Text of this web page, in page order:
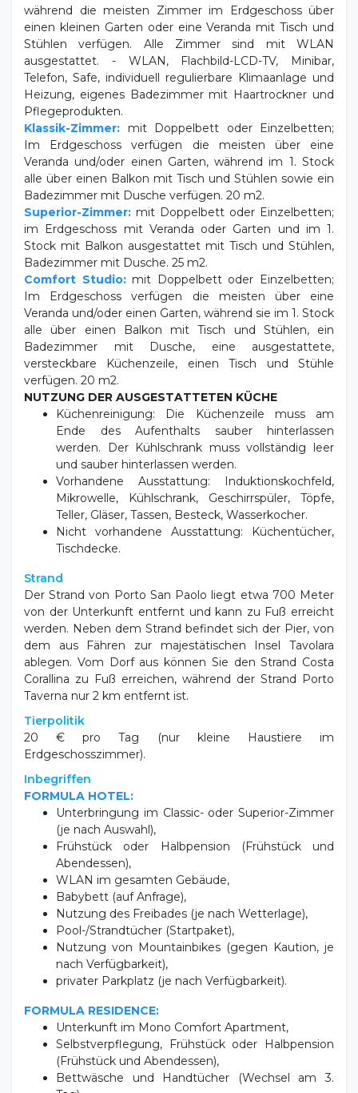
Stühlen verfügen. Alle Zimmer sind mit WLAN
ausgestattet. - WLAN, Flachbild-LCD-TV, Minibar,
Telefon, Safe, individuell regulierbare Klimaanlage und
Heizung, eigenes Badezimmer mit Haartrockner und
Pflegeprodukten.
Klassik-Zimmer:mit Doppelbett oder Einzelbetten;
Im Erdgeschoss verfügen die meisten über eine
Veranda und/oder einen Garten, während im 1. Stock
alle über einen Balkon mit Tisch und Stühlen sowie ein
Badezimmer mit Dusche verfügen. 20 m2.
Superior-Zimmer:mit Doppelbett oder Einzelbetten;
im Erdgeschoss mit Veranda oder Garten und im 1.
Stock mit Balkon ausgestattet mit Tisch und Stühlen,
Badezimmer mit Dusche. 25 m2.
Comfort Studio: mit Doppelbett oder Einzelbetten;
Im Erdgeschoss verfügen die meisten über eine
Veranda und/oder einen Garten, während sie im 1. Stock
alle über einen Balkon mit Tisch und Stühlen, ein
Badezimmer mit Dusche, eine ausgestattete,
versteckbare Küchenzeile, einen Tisch und Stühle
verfügen. 20 m2.
NUTZUNG DER AUSGESTATTETEN KÜCHE
Küchenreinigung: Die Küchenzeile muss am
Ende des Aufenthalts sauber hinterlassen
werden. Der Kühlschrank muss vollständig leer
und sauber hinterlassen werden.
Vorhandene Ausstattung: Induktionskochfeld,
Mikrowelle, Kühlschrank, Geschirrspüler, Töpfe,
Teller, Gläser, Tassen, Besteck, Wasserkocher.
Nicht vorhandene Ausstattung: Küchentücher,
Tischdecke.
Strand
von der Unterkunft entfernt und kann zu Fuß erreicht
werden. Neben dem Strand befindet sich der Pier, von
dem aus Fähren zur majestätischen Insel Tavolara
ablegen. Vom Dorf aus können Sie den Strand Costa
Corallina zu Fuß erreichen, während der Strand Porto
Taverna nur 2 km entfernt ist.
Tierpolitik
Erdgeschosszimmer).
Inbegriffen
Unterbringung im Classic- oder Superior-Zimmer
(je nach Auswahl),
Frühstück oder Halbpension (Frühstück und
Abendessen),
WLAN im gesamten Gebäude,
Babybett (auf Anfrage),
Nutzung des Freibades (je nach Wetterlage),
Pool-/Strandtücher (Startpaket),
Nutzung von Mountainbikes (gegen Kaution, je
nach Verfügbarkeit),
privater Parkplatz (je nach Verfügbarkeit).
FORMULA RESIDENCE:
Selbstverpflegung, Frühstück oder Halbpension
(Frühstück und Abendessen),
Bettwäsche und Handtücher (Wechsel am 3.
Tag),
tägliche Reinigung der Wohnung,